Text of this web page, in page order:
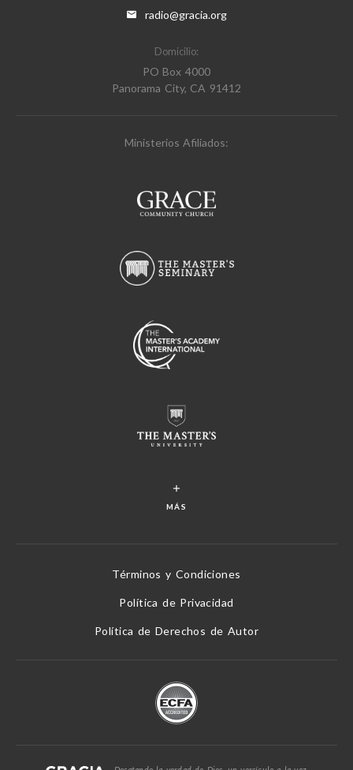
radio@gracia.org
Domicilio:
PO Box 4000
Panorama City, CA 91412
Ministerios Afiliados:
MÁS
Términos y Condiciones
Política de Privacidad
Política de Derechos de Autor